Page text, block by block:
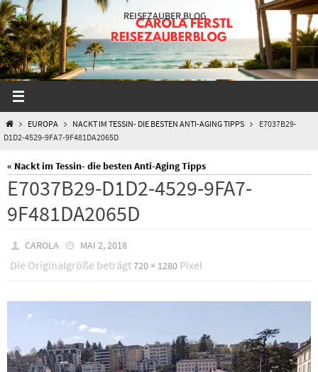
Zum
Inhalt
springen
STARTEUROPA NACKT IM TESSIN- DIE BESTEN ANTI-AGING TIPPS
E7037B29-
D1D2-4529-9FA7-9F481DA2065D
« Nackt im Tessin- die besten Anti-Aging Tipps
E7037B29-D1D2-4529-9FA7-
9F481DA2065D
CAROLA MAI 2, 2018
Die Originalgröße beträgt720 × 1280 Pixel